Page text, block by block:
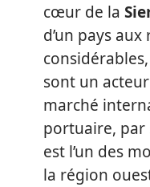
cœur de la
d’un pays
sont un
marché
portuaire, par
est l’un des
la région